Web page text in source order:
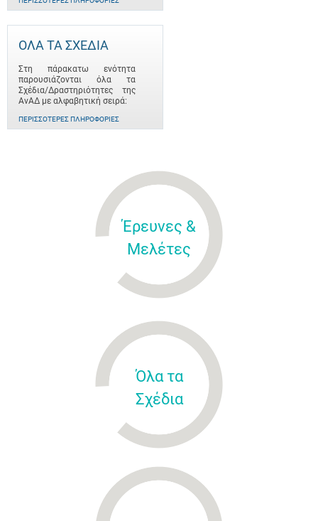
ΟΛΑ ΤΑ ΣΧΕΔΙΑ
Στη πάρακατω ενότητα
παρουσιάζονται όλα τα
Σχέδια/Δραστηριότητες της
ΑνΑΔ με αλφαβητική σειρά:
ΠΕΡΙΣΣΌΤΕΡΕΣ ΠΛΗΡΟΦΟΡΊΕΣ
Έρευνες &
Μελέτες
Όλα τα
Σχέδια